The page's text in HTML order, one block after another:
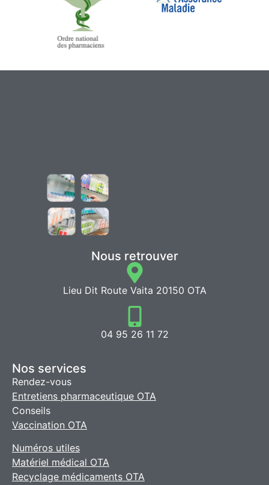
Nous retrouver
Lieu Dit Route Vaita 20150 OTA
04 95 26 11 72
Nos services
Rendez-vous
Entretiens pharmaceutique OTA
Conseils
Vaccination OTA
Numéros utiles
Matériel médical OTA
Recyclage médicaments OTA